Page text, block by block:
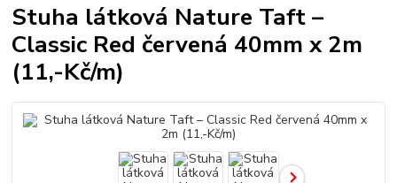
Stuha látková Nature Taft –
Classic Red červená 40mm x 2m
(11,-Kč/m)